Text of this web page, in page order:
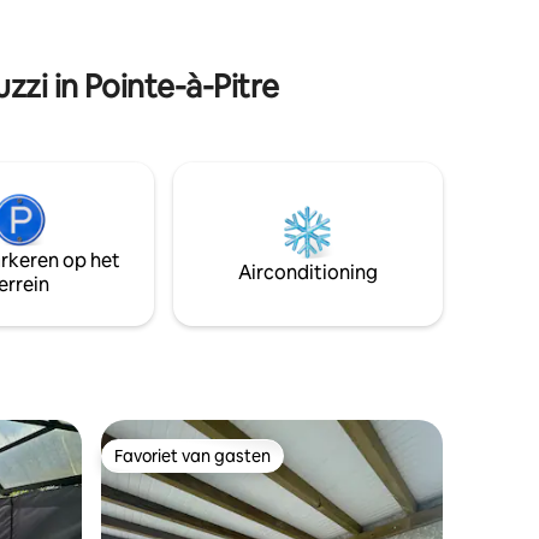
te
in Pointe-à-Pitre
op het
Airconditioning
Favoriet van gasten
Favoriet van gasten